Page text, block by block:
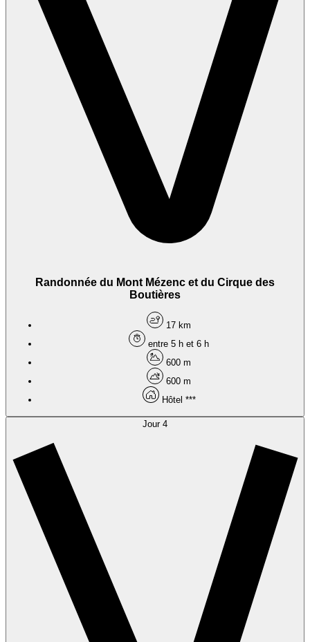
Randonnée du Mont Mézenc et du Cirque des
Boutières
17 km
entre 5 h et 6 h
600 m
600 m
Hôtel ***
Jour 4